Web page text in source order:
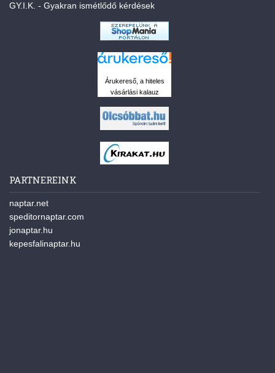
GY.I.K. - Gyakran ismétlődő kérdések
Árukereső, a hiteles
vásárlási kalauz
PARTNEREINK
naptar.net
speditornaptar.com
jonaptar.hu
kepesfalinaptar.hu